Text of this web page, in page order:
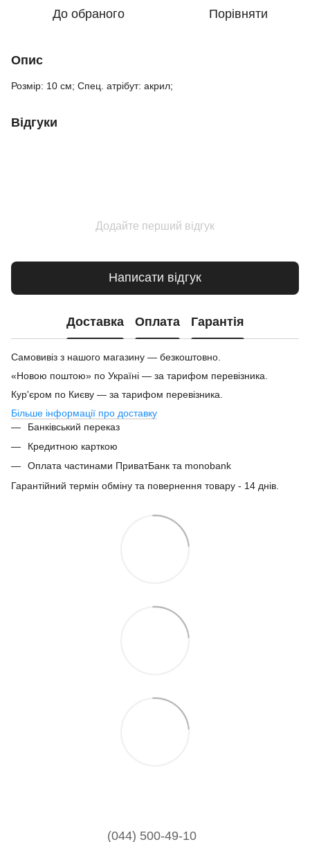
До обраного Порівняти
Опис
Розмір: 10 см; Спец. атрібут: акрил;
Відгуки
Додайте перший відгук
Написати відгук
Доставка Оплата Гарантія
Самовивіз з нашого магазину — безкоштовно.
«Новою поштою» по Україні — за тарифом перевізника.
Кур'єром по Києву — за тарифом перевізника.
Більше інформації про доставку
Банківський переказ
Кредитною карткою
Оплата частинами ПриватБанк та monobank
Гарантійний термін обміну та повернення товару - 14 днів.
(044) 500-49-10